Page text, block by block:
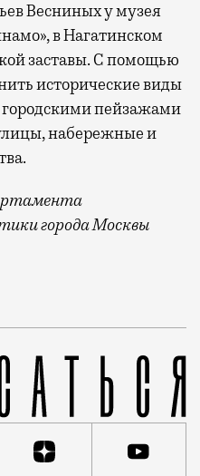
Весниных у музея
в Нагатинском
заставы. С помощью
исторические виды
пейзажами
набережные и
города Москвы
праздник День